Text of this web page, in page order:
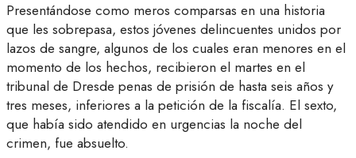
Presentándose como meros comparsas en una historia
que les sobrepasa, estos jóvenes delincuentes unidos por
lazos de sangre, algunos de los cuales eran menores en el
momento de los hechos, recibieron el martes en el
tribunal de Dresde penas de prisión de hasta seis años y
tres meses, inferiores a la petición de la fiscalía. El sexto,
que había sido atendido en urgencias la noche del
crimen, fue absuelto.